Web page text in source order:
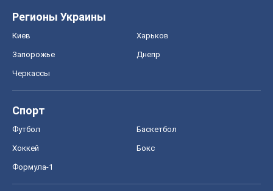
Регионы Украины
Киев Харьков
Запорожье Днепр
Черкассы
Спорт
Футбол Баскетбол
Хоккей Бокс
Формула-1